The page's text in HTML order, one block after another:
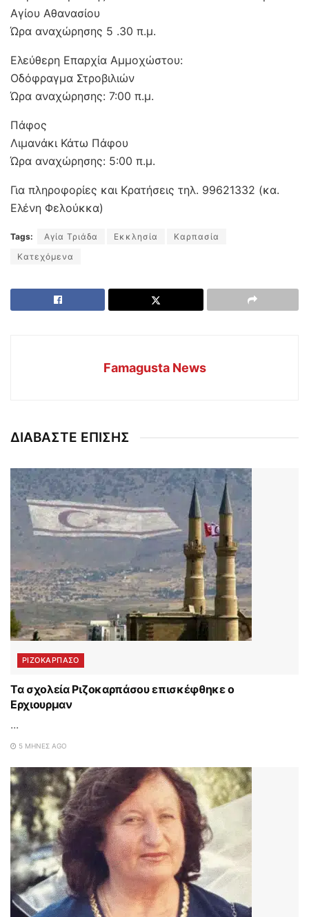
Αγίου Αθανασίου
Ώρα αναχώρησης 5 .30 π.μ.
Ελεύθερη Επαρχία Αμμοχώστου:
Οδόφραγμα Στροβιλιών
Ώρα αναχώρησης: 7:00 π.μ.
Πάφος
Λιμανάκι Κάτω Πάφου
Ώρα αναχώρησης: 5:00 π.μ.
Για πληροφορίες και Κρατήσεις τηλ. 99621332 (κα.
Ελένη Φελούκκα)
Tags: Αγία Τριάδα Εκκλησία
Καρπασία
Κατεχόμενα
Famagusta News
ΔΙΑΒΑΣΤΕ ΕΠΙΣΗΣ
ΡΙΖΟΚΑΡΠΑΣΟ
Τα σχολεία Ριζοκαρπάσου επισκέφθηκε ο
Ερχιουρμαν
...
5 ΜΉΝΕΣ AGO